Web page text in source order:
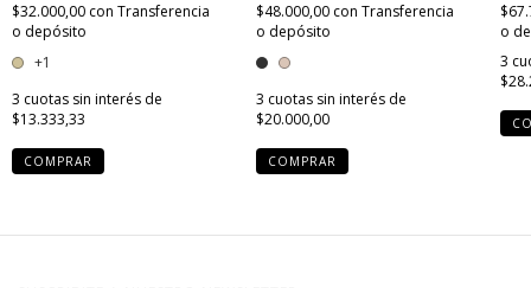
$32.000,00 con Transferencia
o depósito
+1
3 cuotas sin interés de
$13.333,33
COMPRAR
$48.000,00 con Transferencia
o depósito
3 cuotas sin interés de
$20.000,00
COMPRAR
o
3